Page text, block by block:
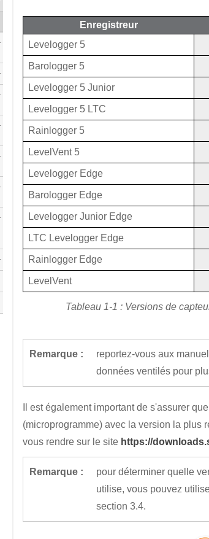
Enregistreur
Levelogger 5
Barologger 5
Levelogger 5 Junior
Levelogger 5 LTC
Rainlogger 5
LevelVent 5
Levelogger Edge
Barologger Edge
Levelogger Junior Edge
LTC Levelogger Edge
Rainlogger Edge
LevelVent
Tableau 1-1 : Versions de
Remarque :
reportez-vous aux
données ventilés pour
Il est également important de s'assurer
(microprogramme) avec la version la plus
vous rendre sur le site https://
Remarque :
pour déterminer quelle
utilise, vous pouvez
section 3.4.